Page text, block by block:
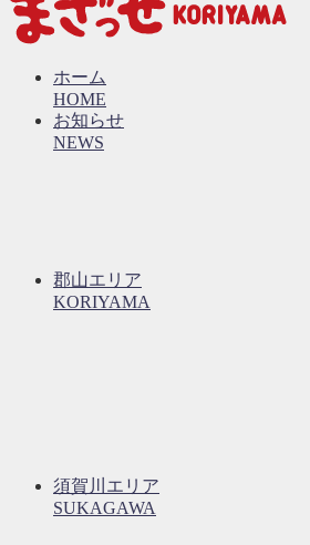
ホーム
HOME
お知らせ
NEWS
郡山エリア
KORIYAMA
須賀川エリア
SUKAGAWA